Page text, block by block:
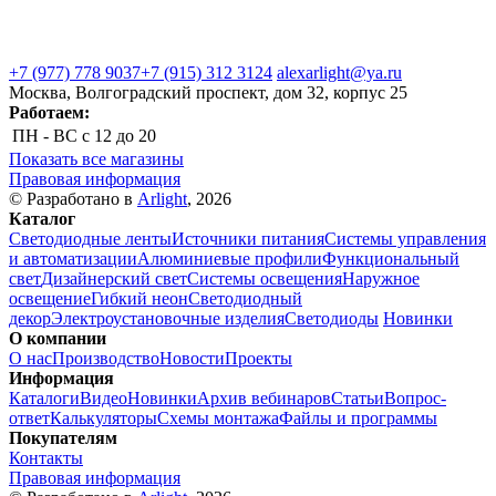
+7 (977) 778 9037+7 (915) 312 3124 alexarlight@ya.ru
Москва, Волгоградский проспект, дом 32, корпус 25
Работаем:
ПН - ВС с 12 до 20
Показать все магазины
Правовая информация
© Разработано в Arlight, 2026
Каталог
Светодиодные лентыИсточники питанияСистемы управления
и автоматизацииАлюминиевые профилиФункциональный
светДизайнерский светСистемы освещенияНаружное
освещениеГибкий неонСветодиодный
декорЭлектроустановочные изделияСветодиоды Новинки
О компании
О насПроизводствоНовостиПроекты
Информация
КаталогиВидеоНовинкиАрхив вебинаровСтатьиВопрос-
ответКалькуляторыСхемы монтажаФайлы и программы
Покупателям
Контакты
Правовая информация